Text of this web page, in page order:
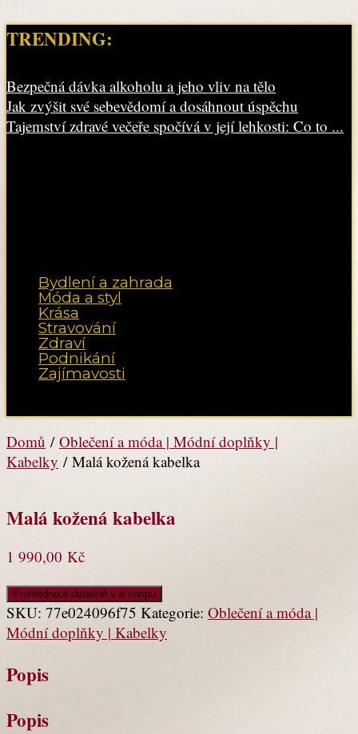
TRENDING:
Bezpečná dávka alkoholu a jeho vliv na tělo
Jak zvýšit své sebevědomí a dosáhnout úspěchu
Tajemství zdravé večeře spočívá v její lehkosti: Co to ...
Bydlení a zahrada
Móda a styl
Krása
Stravování
Zdraví
Podnikání
Zajímavosti
Domů / Oblečení a móda | Módní doplňky |
Kabelky / Malá kožená kabelka
Malá kožená kabelka
1 990,00 Kč
Prohlédnout detailně v e-shopu
SKU: 77e024096f75 Kategorie: Oblečení a móda |
Módní doplňky | Kabelky
Popis
Popis